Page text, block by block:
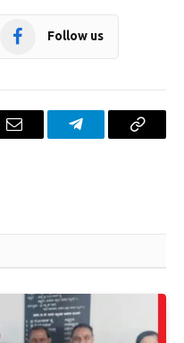
Follow us
Email TelegramCopy